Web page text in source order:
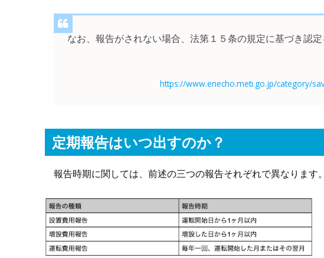
なお、報告がされない場合、法第１５条の規定に基づき認
https://www.enecho.meti.go.jp/category/
定期報告はいつ出すのか？
報告時期に関しては、前述の三つの報告それぞれで異なります。